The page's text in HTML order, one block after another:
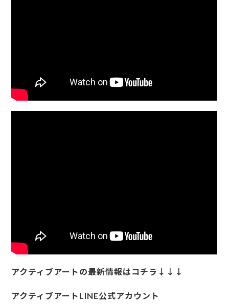
アクティブアートの最新情報はコチラ↓↓↓
アクティブアートLINE公式アカウント